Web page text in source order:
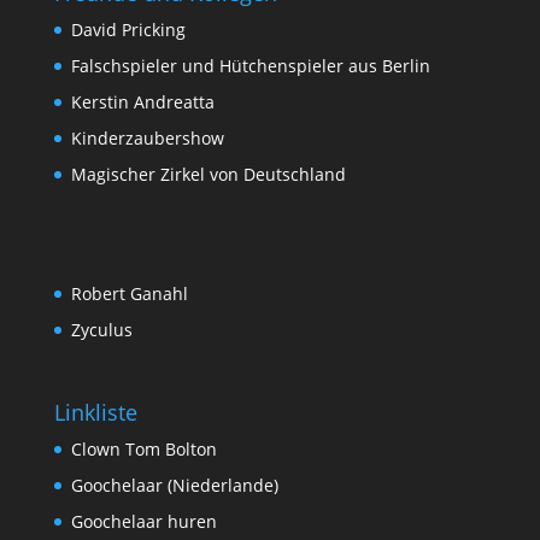
David Pricking
Falschspieler und Hütchenspieler aus Berlin
Kerstin Andreatta
Kinderzaubershow
Magischer Zirkel von Deutschland
Robert Ganahl
Zyculus
Linkliste
Clown Tom Bolton
Goochelaar (Niederlande)
Goochelaar huren